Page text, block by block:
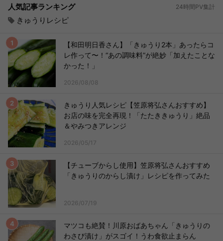
人気記事ランキング 24時間PV集計
きゅうりレシピ
【和田明日香さん】「きゅうり2本」あったらコ
レ作って〜！“あの調味料”が絶妙「加えたことな
かった！」
2026/08/08
きゅうり人気レシピ【笠原将弘さんおすすめ】
お店の味を完全再現！「たたききゅうり」絶品
＆やみつきアレンジ
2026/05/17
【チューブからし使用】笠原将弘さんおすすめ
「きゅうりのからし漬け」レシピを作ってみた
2026/07/19
マツコも絶賛！川原おばあちゃん「きゅうりの
わさび漬け」がスゴイ！うわ食欲止まらん